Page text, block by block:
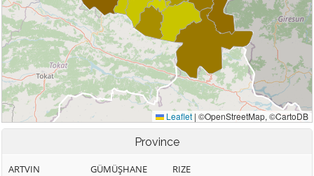
Province
ARTVIN
GÜMÜŞHANE
RIZE